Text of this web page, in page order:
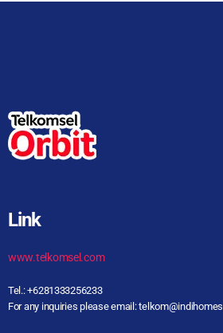
Link
www.telkomsel.com
Tel.: +6281333256233
For any inquiries please email: